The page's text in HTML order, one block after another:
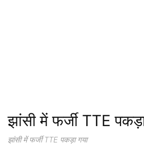
झांसी में फर्जी TTE
झांसी में फर्जी TTE पकड़ा गया